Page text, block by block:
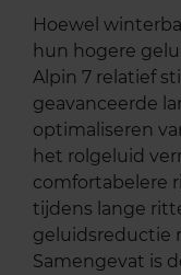
Hoewel
hun hogere
Alpin 7 relatief
geavanceerde
optimaliseren
het rolgeluid
comfortabelere
tijdens lange
geluidsreductie
Samengevat is